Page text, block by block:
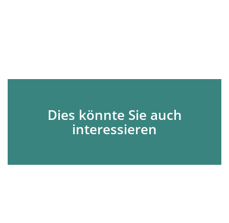
Dies könnte Sie auch
interessieren